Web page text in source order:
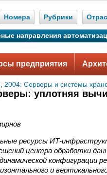
Номера Рубрики
направления
предприятия
2004: Серверы и системы
уплотняя
ресурсы ИТ-
центра обработки
конфигурации
и